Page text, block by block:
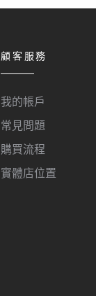
顧客服務
我的帳戶
常見問題
購買流程
實體店位置